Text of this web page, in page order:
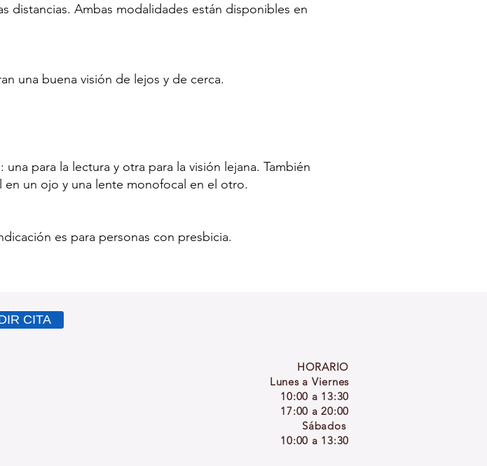
distancias. Ambas modalidades están disponibles en
una buena visión de lejos y de cerca.
para la lectura y otra para la visión lejana. También
un ojo y una lente monofocal en el otro.
es para personas con presbicia.
CITA
HORARIO
Lunes a Viernes
10:00 a 13:30
17:00 a 20:00
Sábados
10:00 a 13:30